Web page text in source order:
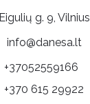
Eigulių g. 9, Vilnius
info@danesa.lt
+37052559166
+370 615 29922